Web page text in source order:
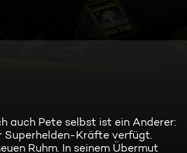
auch Pete selbst ist ein Anderer:
Superhelden-Kräfte verfügt.
Ruhm. In seinem Übermut